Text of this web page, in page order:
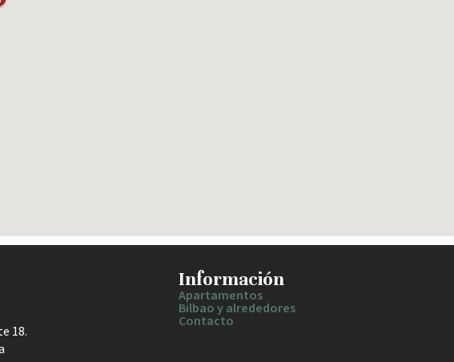
18.
Información
Apartamentos
Bilbao y alrededores
Contacto